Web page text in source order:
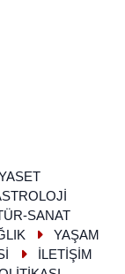
SANAT
YAŞAM
İLETİŞİM